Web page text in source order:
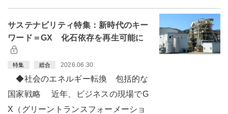
サステナビリティ特集：新時代のキー
ワード＝GX 化石依存を再生可能に
特集 総合 2026.06.30
◆社会のエネルギー転換 包括的な
国家戦略 近年、ビジネスの現場でG
X（グリーントランスフォーメーショ